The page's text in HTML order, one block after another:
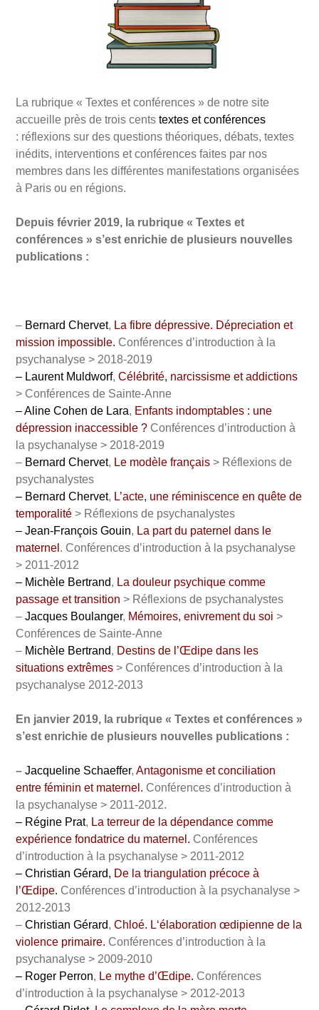
La rubrique « Textes et conférences » de notre site
accueille près de trois cents textes et conférences
: réflexions sur des questions théoriques, débats, textes
inédits, interventions et conférences faites par nos
membres dans les différentes manifestations organisées
à Paris ou en régions.
Depuis février 2019, la rubrique « Textes et
conférences » s’est enrichie de plusieurs nouvelles
publications :
– Bernard Chervet, La fibre dépressive. Dépreciation et
mission impossible. Conférences d’introduction à la
psychanalyse > 2018-2019
– Laurent Muldworf, Célébrité, narcissisme et addictions
> Conférences de Sainte-Anne
– Aline Cohen de Lara, Enfants indomptables : une
dépression inaccessible ? Conférences d’introduction à
la psychanalyse > 2018-2019
– Bernard Chervet, Le modèle français > Réflexions de
psychanalystes
– Bernard Chervet, L’acte, une réminiscence en quête de
temporalité > Réflexions de psychanalystes
– Jean-François Gouin, La part du paternel dans le
maternel . Conférences d’introduction à la psychanalyse
> 2011-2012
– Michèle Bertrand, La douleur psychique comme
passage et transition > Réflexions de psychanalystes
– Jacques Boulanger, Mémoires, enivrement du soi >
Conférences de Sainte-Anne
– Michèle Bertrand, Destins de l’Œdipe dans les
situations extrêmes > Conférences d’introduction à la
psychanalyse 2012-2013
En janvier 2019, la rubrique « Textes et conférences »
s’est enrichie de plusieurs nouvelles publications :
– Jacqueline Schaeffer, Antagonisme et conciliation
entre féminin et maternel. Conférences d’introduction à
la psychanalyse > 2011-2012.
– Régine Prat, La terreur de la dépendance comme
expérience fondatrice du maternel . Conférences
d’introduction à la psychanalyse > 2011-2012
– Christian Gérard, De la triangulation précoce à
l’Œdipe. Conférences d’introduction à la psychanalyse >
2012-2013
– Christian Gérard, Chloé. L‘élaboration œdipienne de la
violence primaire. Conférences d’introduction à la
psychanalyse > 2009-2010
– Roger Perron, Le mythe d’Œdipe. Conférences
d’introduction à la psychanalyse > 2012-2013